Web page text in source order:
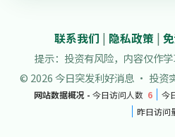
联系我们 | 隐私政策 |
提示：投资有风险，内容仅作
© 2026 今日突发利好消息 · 投资
网站数据概况 - 今日访问人数 6 今
昨日访问